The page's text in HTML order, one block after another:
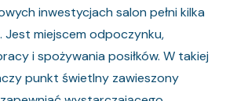
inwestycjach salon pełni kilka
Jest miejscem odpoczynku,
i spożywania posiłków. W takiej
punkt świetlny zawieszony